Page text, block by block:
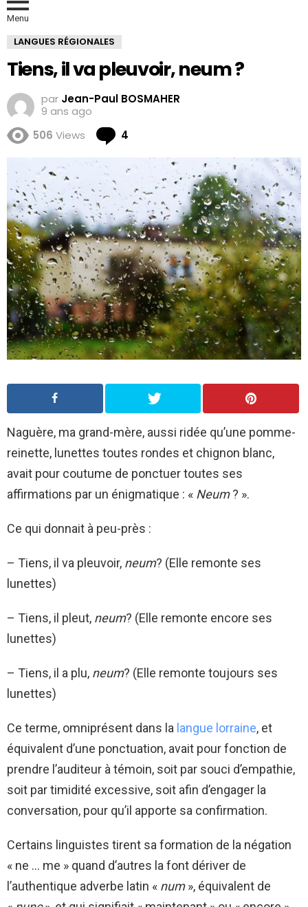
Menu
LANGUES RÉGIONALES
Tiens, il va pleuvoir, neum ?
par Jean-Paul BOSMAHER
9 ans ago
506 Views 4
Naguère, ma grand-mère, aussi ridée qu’une pomme-
reinette, lunettes toutes rondes et chignon blanc,
avait pour coutume de ponctuer toutes ses
affirmations par un énigmatique : « Neum? ».
Ce qui donnait à peu-près :
– Tiens, il va pleuvoir, neum? (Elle remonte ses
lunettes)
– Tiens, il pleut, neum? (Elle remonte encore ses
lunettes)
– Tiens, il a plu, neum? (Elle remonte toujours ses
lunettes)
Ce terme, omniprésent dans la langue lorraine, et
équivalent d’une ponctuation, avait pour fonction de
prendre l’auditeur à témoin, soit par souci d’empathie,
soit par timidité excessive, soit afin d’engager la
conversation, pour qu’il apporte sa confirmation.
Certains linguistes tirent sa formation de la négation
« ne … me » quand d’autres la font dériver de
l’authentique adverbe latin « num», équivalent de